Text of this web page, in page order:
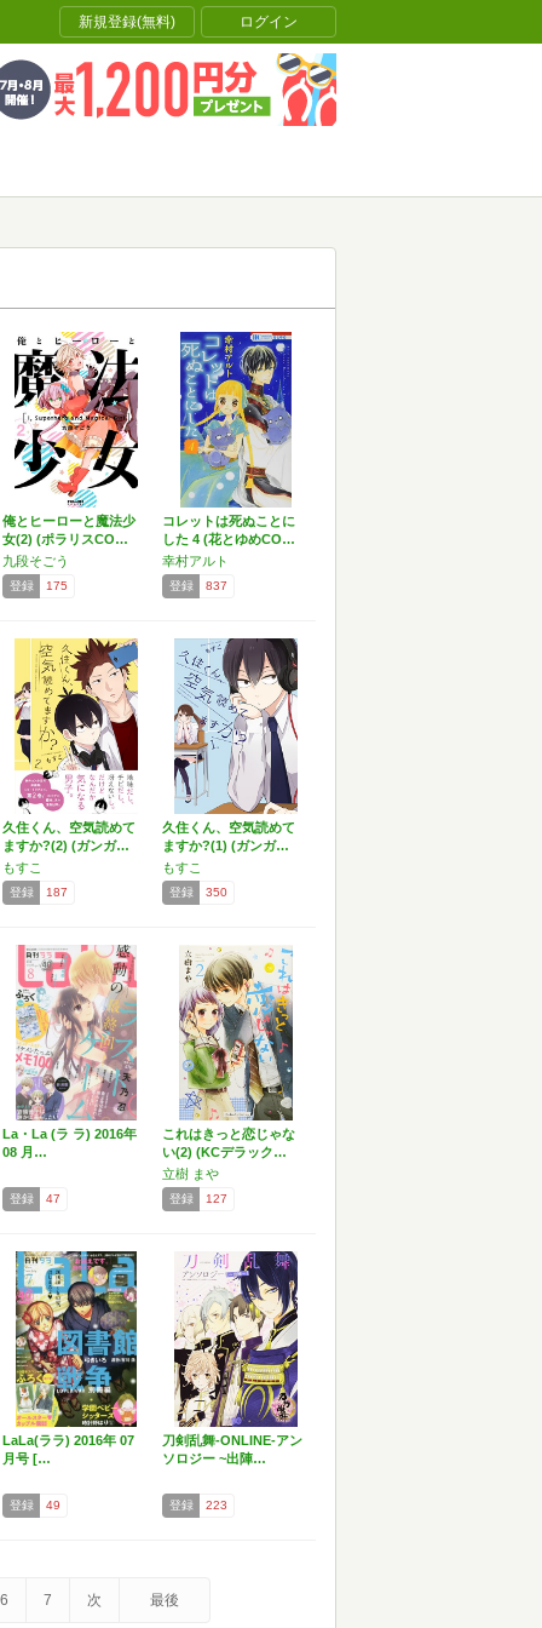
新規登録(無料) ログイン
俺とヒーローと魔法少
女(2) (ポラリスCO…
九段そごう
登録 175
コレットは死ぬことに
した 4 (花とゆめCO…
幸村アルト
登録 837
久住くん、空気読めて
ますか?(2) (ガンガ…
もすこ
登録 187
久住くん、空気読めて
ますか?(1) (ガンガ…
もすこ
登録 350
La・La (ラ ラ) 2016年
08 月…
登録 47
これはきっと恋じゃな
い(2) (KCデラック…
立樹 まや
登録 127
LaLa(ララ) 2016年 07
月号 […
登録 49
刀剣乱舞-ONLINE-アン
ソロジー ~出陣…
登録 223
6 7 次 最後